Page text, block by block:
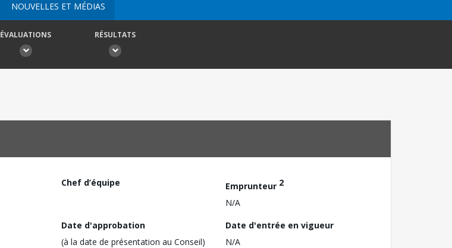
NOUVELLES ET MÉDIAS
ÉVALUATIONS RÉSULTATS
Chef d’équipe Emprunteur 2
N/A
Date d'approbation
(à la date de présentation au Conseil)
Date d'entrée en vigueur
N/A